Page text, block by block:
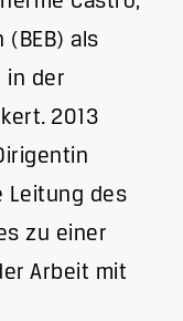
(BEB) als
in der
2013
Leitung des
zu einer
Arbeit mit